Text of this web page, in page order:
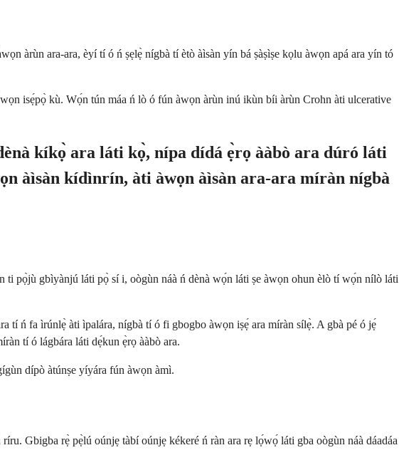
àrùn ara-ara, èyí tí ó ń ṣẹlẹ̀ nígbà tí ètò àìsàn yín bá ṣàṣìṣe kọlu àwọn apá ara yín tó
isẹ́pọ̀ kù. Wọ́n tún máa ń lò ó fún àwọn àrùn inú ikùn bíi àrùn Crohn àti ulcerative
kíkọ̀ ara láti kọ̀, nípa dídá ẹ̀rọ ààbò ara dúró láti
àìsàn kídìnrín, àti àwọn àìsàn ara-ara míràn nígbà
pọ̀jù gbìyànjú láti pọ̀ sí i, oògùn náà ń dènà wọ́n láti ṣe àwọn ohun èlò tí wọ́n nílò láti
tí ń fa ìrúnlẹ̀ àti ìpalára, nígbà tí ó fi gbogbo àwọn iṣẹ́ ara míràn sílẹ̀. A gbà pé ó jẹ́
tí ó lágbára láti dẹ́kun ẹ̀rọ ààbò ara.
dípò àtúnṣe yíyára fún àwọn àmì.
Gbigba rẹ̀ pẹ̀lú oúnjẹ tàbí oúnjẹ kékeré ń ràn ara rẹ lọ́wọ́ láti gba oògùn náà dáadáa